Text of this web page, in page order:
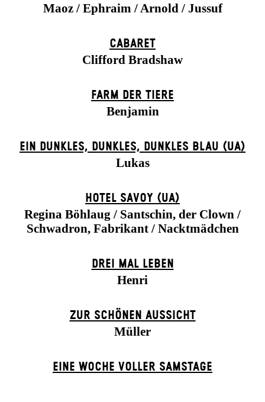
Maoz / Ephraim / Arnold / Jussuf
CABARET
Clifford Bradshaw
FARM DER TIERE
Benjamin
EIN DUNK­LES, DUNK­LES, DUNK­LES BLAU (UA)
Lukas
HOTEL SAVOY (UA)
Regina Böhlaug / Santschin, der Clown /
Schwadron, Fabrikant / Nacktmädchen
DREI MAL LEBEN
Henri
ZUR SCHÖNEN AUSSICHT
Müller
EINE WOCHE VOLLER SAMSTAGE